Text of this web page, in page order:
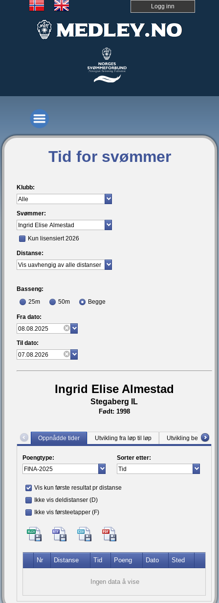
Logg inn
Tid for svømmer
Klubb:
Svømmer:
Kun lisensiert 2026
Distanse:
Basseng:
25m
50m Begge
Fra dato:
Til dato:
Ingrid Elise Almestad
Stegaberg IL
Født: 1998
Oppnådde tider Utvikling fra løp til løp Utvikling bestetid
Poengtype: Sorter etter:
Vis kun første resultat pr distanse
Ikke vis deldistanser (D)
Ikke vis førsteetapper (F)
Nr Distanse Tid Poeng Dato Sted
Ingen data å vise